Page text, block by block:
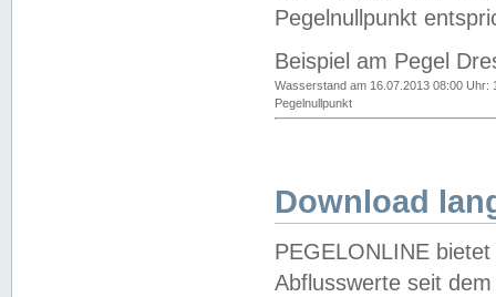
Pegelnullpunkt
Beispiel am Pegel
Wasserstand am 16.07.2013 08:00 Uhr:
Pegelnullpunkt
Download
PEGELONLINE
Abflusswerte seit